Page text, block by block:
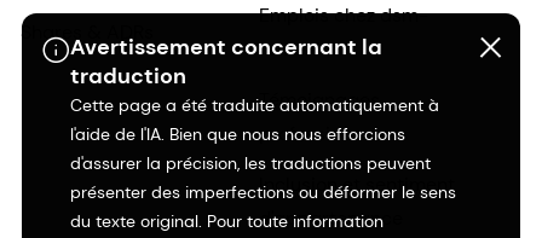
Avertissement concernant la
traduction
Cette page a été traduite automatiquement à
l'aide de l'IA. Bien que nous nous efforcions
d'assurer la précision, les traductions peuvent
présenter des imperfections ou déformer le sens
du texte original. Pour toute information
Shares & ADRs
Emplois chez dsm-
firmenich
Témoignages
professionnels
Inclusion et sentiment
d'appartenance